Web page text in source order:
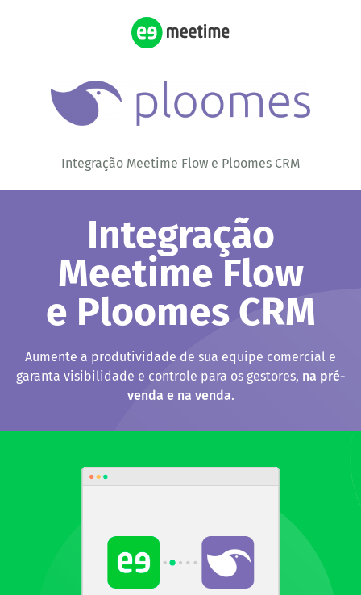
Integração Meetime Flow e Ploomes CRM
Integração
Meetime Flow
e Ploomes CRM
Aumente a produtividade de sua equipe comercial e
garanta visibilidade e controle para os gestores, na pré-
venda e na venda.